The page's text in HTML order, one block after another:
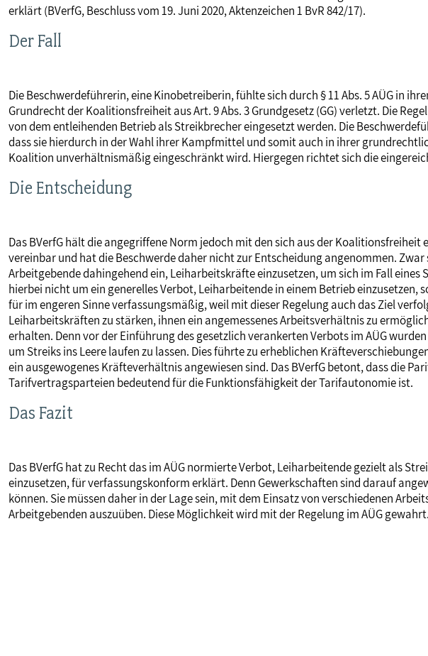
Senioren
MITBESTIMMUNG
erklärt (BVerfG, Beschluss vom 19. Juni 2020, Aktenzeichen 1 BvR 842/17).
Der Fall
Die Beschwerdeführerin, eine Kinobetreiberin, fühlte sich durch § 11 Abs. 5 AÜG in
Grundrecht der Koalitionsfreiheit aus Art. 9 Abs. 3 Grundgesetz (GG) verletzt. Die
von dem entleihenden Betrieb als Streikbrecher eingesetzt werden. Die
dass sie hierdurch in der Wahl ihrer Kampfmittel und somit auch in ihrer
Koalition unverhältnismäßig eingeschränkt wird. Hiergegen richtet sich die
Die Entscheidung
Das BVerfG hält die angegriffene Norm jedoch mit den sich aus der Koalitionsfreiheit
vereinbar und hat die Beschwerde daher nicht zur Entscheidung angenommen. Zwar
Arbeitgebende dahingehend ein, Leiharbeitskräfte einzusetzen, um sich im Fall eines
hierbei nicht um ein generelles Verbot, Leiharbeitende in einem Betrieb einzusetzen,
für im engeren Sinne verfassungsmäßig, weil mit dieser Regelung auch das Ziel
Leiharbeitskräften zu stärken, ihnen ein angemessenes Arbeitsverhältnis zu
erhalten. Denn vor der Einführung des gesetzlich verankerten Verbots im AÜG
um Streiks ins Leere laufen zu lassen. Dies führte zu erheblichen
ein ausgewogenes Kräfteverhältnis angewiesen sind. Das BVerfG betont, dass die
Tarifvertragsparteien bedeutend für die Funktionsfähigkeit der Tarifautonomie ist.
Das Fazit
Das BVerfG hat zu Recht das im AÜG normierte Verbot, Leiharbeitende gezielt als
einzusetzen, für verfassungskonform erklärt. Denn Gewerkschaften sind darauf
können. Sie müssen daher in der Lage sein, mit dem Einsatz von verschiedenen
Arbeitgebenden auszuüben. Diese Möglichkeit wird mit der Regelung im AÜG gewahrt.